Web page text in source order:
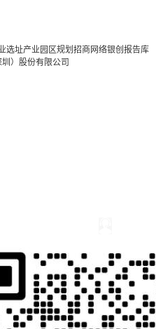
选址产业园区规划 招商网络银创报告库
）股份有限公司